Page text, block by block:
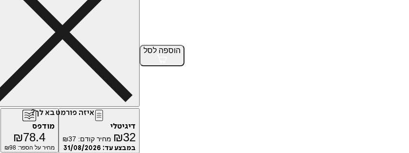
הוספה לסל
איזה פורמט בא לך?
דיגיטלי
₪32 מחיר קודם: ₪37
במבצע עד: 31/08/2026
מודפס
₪78.4
מחיר על הספר: ₪98